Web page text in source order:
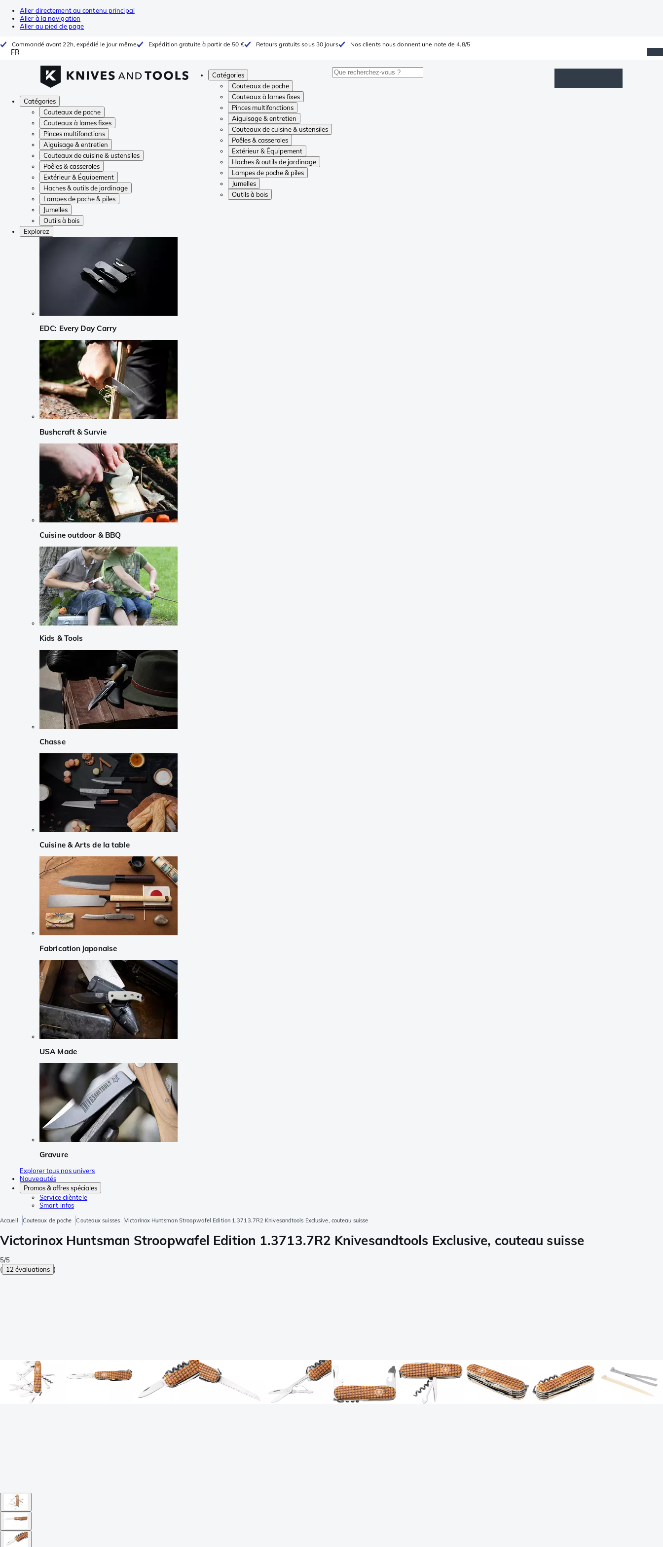
Aller directement au contenu principal
Aller à la navigation
Aller au pied de page
Commandé avant 22h, expédié le jour même Expédition gratuite à partir de 50 € Retours gratuits sous 30 jours Nos clients nous donnent une note de 4.8/5
FR
Catégories
Couteaux de poche
Couteaux à lames fixes
Pinces multifonctions
Aiguisage & entretien
Couteaux de cuisine & ustensiles
Poêles & casseroles
Extérieur & Équipement
Haches & outils de jardinage
Lampes de poche & piles
Jumelles
Outils à bois
Catégories
Couteaux de poche
Couteaux à lames fixes
Pinces multifonctions
Aiguisage & entretien
Couteaux de cuisine & ustensiles
Poêles & casseroles
Extérieur & Équipement
Haches & outils de jardinage
Lampes de poche & piles
Jumelles
Outils à bois
Explorez
EDC: Every Day Carry
Bushcraft & Survie
Cuisine outdoor & BBQ
Kids & Tools
Chasse
Cuisine & Arts de la table
Fabrication japonaise
USA Made
Gravure
Explorer tous nos univers
Nouveautés
Promos & offres spéciales
Service clièntele
Smart infos
Accueil Couteaux de poche Couteaux suisses Victorinox Huntsman Stroopwafel Edition 1.3713.7R2 Knivesandtools Exclusive, couteau suisse
Victorinox Huntsman Stroopwafel Edition 1.3713.7R2 Knivesandtools Exclusive, couteau suisse
5/5
( 12 évaluations )